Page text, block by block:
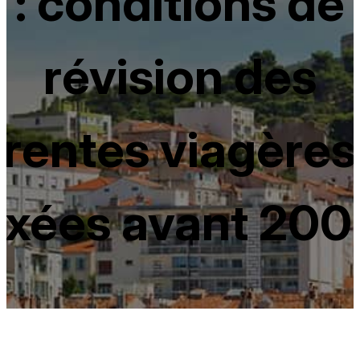
révision des
rentes viagères
avant